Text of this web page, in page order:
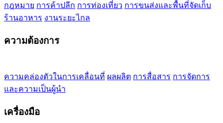
กฎหมาย การค้าปลีก การท่องเที่ยว การขนส่งและพื้นที่จัดเก็บ
ร้านอาหาร งานระยะไกล
ความต้องการ
ความคล่องตัวในการเคลื่อนที่ ผลผลิต การสื่อสาร การจัดการ
และความเป็นผู้นำ
เครื่องมือ